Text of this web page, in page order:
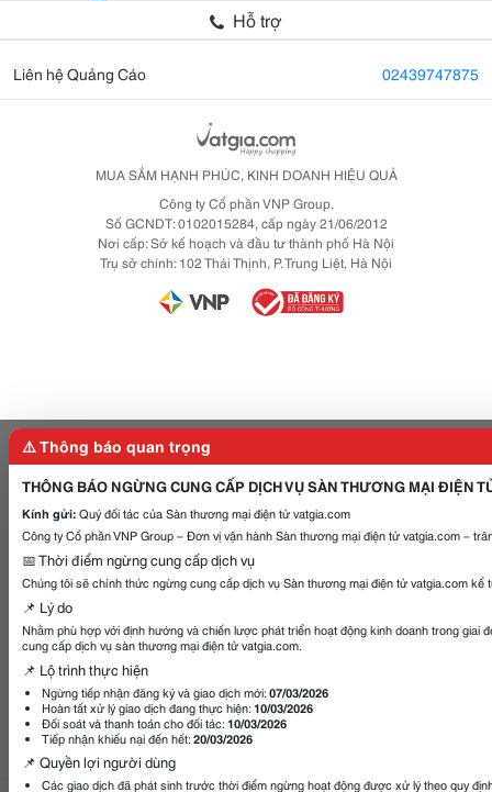
Hỗ trợ
Liên hệ Quảng Cáo 02439747875
MUA SẮM HẠNH PHÚC, KINH DOANH HIỆU QUẢ
Công ty Cổ phần VNP Group.
Số GCNDT: 0102015284, cấp ngày 21/06/2012
Nơi cấp: Sở kế hoạch và đầu tư thành phố Hà Nội
Trụ sở chính: 102 Thái Thịnh, P. Trung Liệt, Hà Nội
⚠️ Thông báo quan trọng
THÔNG BÁO NGỪNG CUNG CẤP DỊCH VỤ SÀN THƯƠNG MẠI ĐIỆN
Kính gửi:Quý đối tác của Sàn thương mại điện tử vatgia.com
Công ty Cổ phần VNP Group – Đơn vị vận hành Sàn thương mại điện tử vatgia.com –
📅 Thời điểm ngừng cung cấp dịch vụ
Chúng tôi sẽ chính thức ngừng cung cấp dịch vụ Sàn thương mại điện tử vatgia.com kể
📌 Lý do
Nhằm phù hợp với định hướng và chiến lược phát triển hoạt động kinh doanh trong giai
cung cấp dịch vụ sàn thương mại điện tử vatgia.com.
📌 Lộ trình thực hiện
Ngừng tiếp nhận đăng ký và giao dịch mới:07/03/2026
Hoàn tất xử lý giao dịch đang thực hiện: 10/03/2026
Đối soát và thanh toán cho đối tác: 10/03/2026
Tiếp nhận khiếu nại đến hết:20/03/2026
📌 Quyền lợi người dùng
Các giao dịch đã phát sinh trước thời điểm ngừng hoạt động được xử lý theo quy